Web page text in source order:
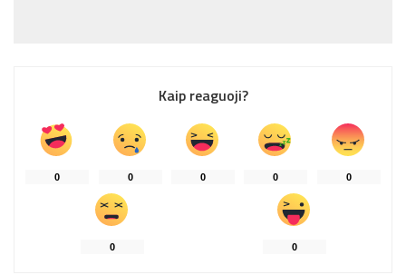
Kaip reaguoji?
0 0 0 0 0
0 0